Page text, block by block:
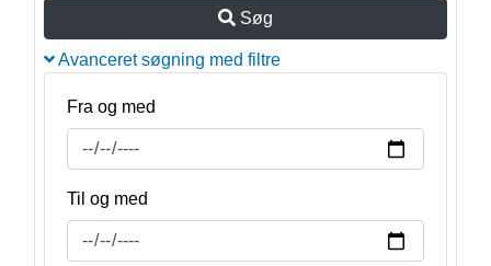
Søg
Avanceret søgning med filtre
Fra og med
Til og med